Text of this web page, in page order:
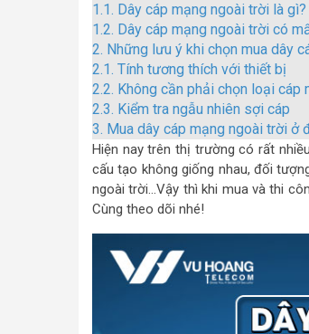
1.1. Dây cáp mạng ngoài trời là
1.2. Dây cáp mạng ngoài trời có
2. Những lưu ý khi chọn mua dây
2.1. Tính tương thích với thiết bị
2.2. Không cần phải chọn loại cáp
2.3. Kiểm tra ngẫu nhiên sợi cáp
3. Mua dây cáp mạng ngoài trời ở
Hiện nay trên thị trường có rất
cấu tạo không giống nhau, đối
ngoài trời…Vậy thì khi mua và thi
Cùng theo dõi nhé!